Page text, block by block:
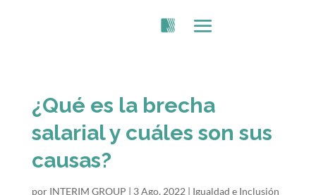
¿Qué es la brecha
salarial y cuáles son sus
causas?
por INTERIM GROUP | 3 Ago, 2022 | Igualdad e Inclusión